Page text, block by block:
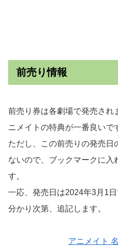
前売り情報
前売り券は各劇場で発売され
ニメイトの特典が一番良いで
ただし、この前売りの発売
ないので、ブックマークに入
す。
一応、発売日は2024年3月1日
分かり次第、追記します。
アニメイト